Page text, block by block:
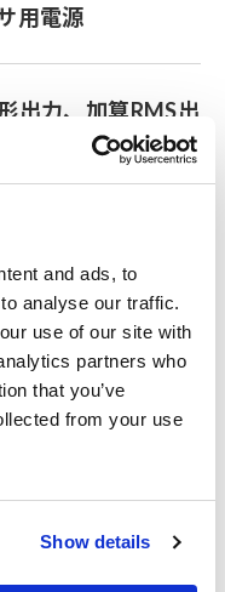
and ads, to
analyse our traffic.
use of our site with
partners who
that you’ve
from your use
Show details
用電源
出力、加算RMS出